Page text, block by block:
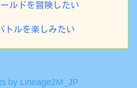
ルドを冒険したい
トルを楽しみたい
by Lineage2M_JP